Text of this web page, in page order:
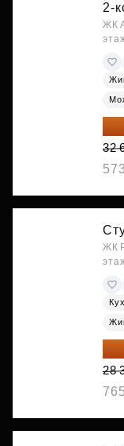
2-
ЖК
32
ЖК
28